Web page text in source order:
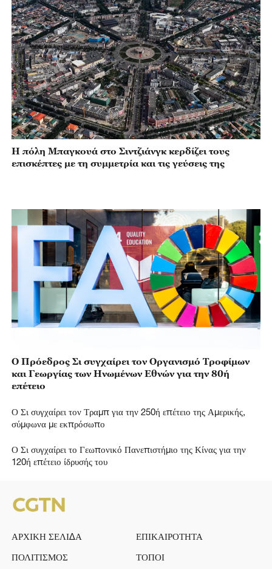
Η πόλη Μπαγκουά στο Σιντζιάνγκ κερδίζει τους
επισκέπτες με τη συμμετρία και τις γεύσεις της
Ο Πρόεδρος Σι συγχαίρει τον Οργανισμό Τροφίμων
και Γεωργίας των Ηνωμένων Εθνών για την 80ή
επέτειο
Ο Σι συγχαίρει τον Τραμπ για την 250ή επέτειο της Αμερικής,
σύμφωνα με εκπρόσωπο
Ο Σι συγχαίρει το Γεωπονικό Πανεπιστήμιο της Κίνας για την
120ή επέτειο ίδρυσής του
ΑΡΧΙΚΗ ΣΕΛΙΔΑ
ΕΠΙΚΑΙΡΟΤΗΤΑ
ΠΟΛΙΤΙΣΜΟΣ
ΤΟΠΟΙ